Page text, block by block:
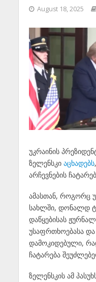
August 18, 2025
უკრაინის
ზელენსკი აცხადებს
არჩევნების
ამასთან, როგორც
სახლში, დონალდ
დაწყებისას
უსაფრთხოებასა და
დამოკიდებული,
ჩატარება
ზელენსკის ამ